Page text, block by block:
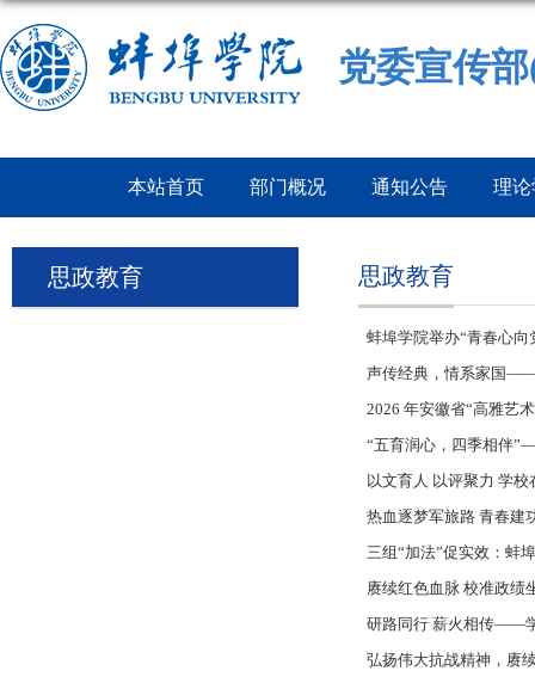
党委宣传
本站首页 部门概况 通知公告 理
思政教育 思政教育
蚌埠学院举办“青春心
声传经典，情系家国——
2026 年安徽省“高雅艺
“五育润心，四季相伴
以文育人 以评聚力 学
热血逐梦军旅路 青春
三组“加法”促实效：蚌
赓续红色血脉 校准政
研路同行 薪火相传——
弘扬伟大抗战精神，赓